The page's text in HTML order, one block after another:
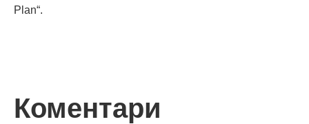
Plan“.
Коментари